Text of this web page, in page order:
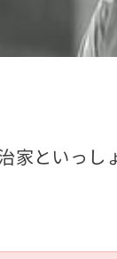
家といっし